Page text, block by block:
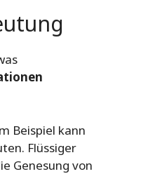
Beispiel kann
Flüssiger
Genesung von